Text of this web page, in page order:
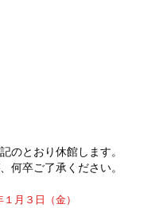
のとおり休館します。
何卒ご了承ください。
月３日（金）